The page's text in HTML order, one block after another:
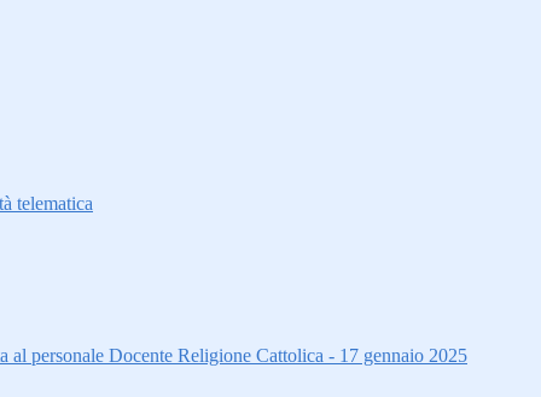
telematica
personale Docente Religione Cattolica - 17 gennaio 2025